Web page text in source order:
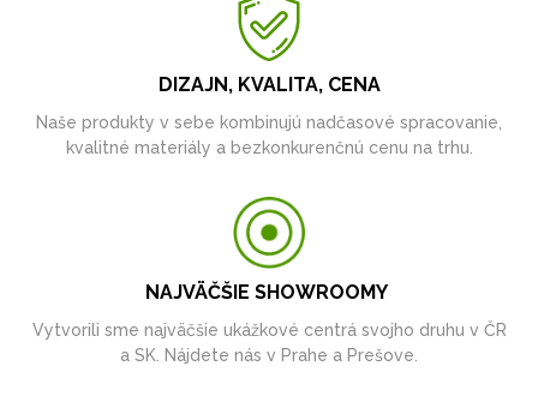
DIZAJN, KVALITA, CENA
Naše produkty v sebe kombinujú nadčasové spracovanie,
kvalitné materiály a bezkonkurenčnú cenu na trhu.
NAJVÄČŠIE SHOWROOMY
Vytvorili sme najväčšie ukážkové centrá svojho druhu v ČR
a SK. Nájdete nás v Prahe a Prešove.